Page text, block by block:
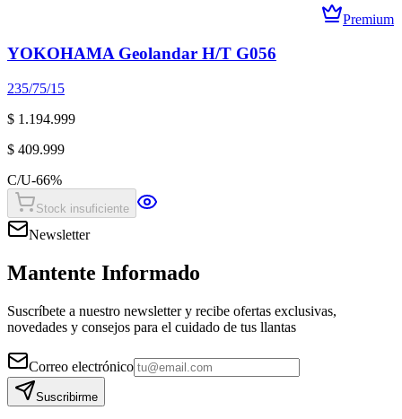
Premium
YOKOHAMA Geolandar H/T G056
235/75/15
$ 1.194.999
$ 409.999
C/U-66%
Stock insuficiente
Newsletter
Mantente Informado
Suscríbete a nuestro newsletter y recibe ofertas exclusivas,
novedades y consejos para el cuidado de tus llantas
Correo electrónico
Suscribirme